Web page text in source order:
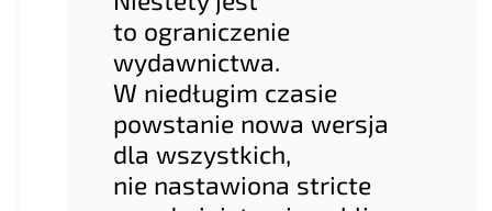
to ograniczenie
wydawnictwa.
W niedługim czasie
powstanie nowa wersja
dla wszystkich,
nie nastawiona stricte